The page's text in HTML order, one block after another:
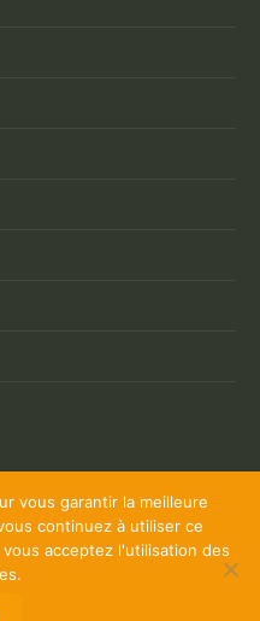
tous droits réservés.
qui soutiennent vos soins. Pour
vous garantir la meilleure
continuez à utiliser ce
acceptez l'utilisation des